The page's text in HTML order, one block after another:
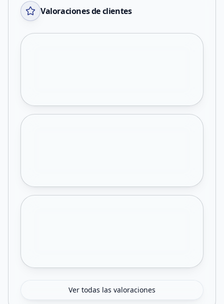
Valoraciones de clientes
Ver todas las valoraciones